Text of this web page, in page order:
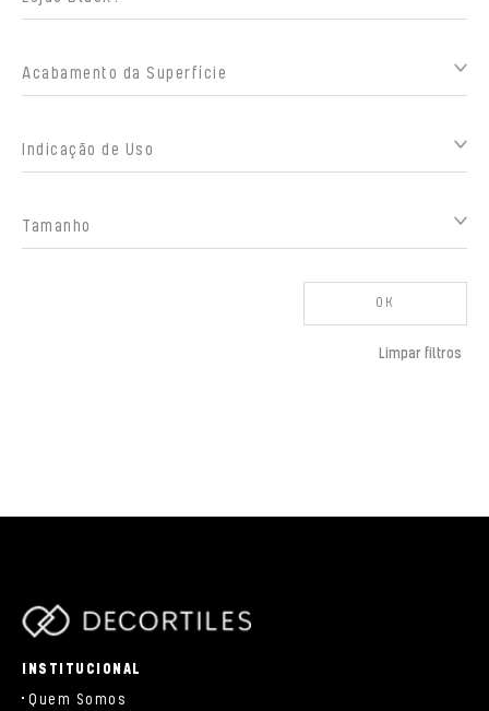
Acabamento da Superfície
Indicação de Uso
Tamanho
OK
Limpar filtros
INSTITUCIONAL
Quem Somos